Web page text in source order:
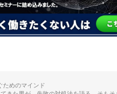
ためのマインド